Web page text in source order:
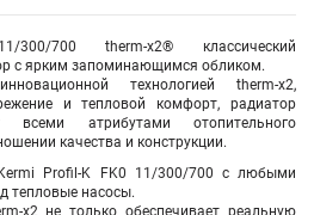
700 therm-x2® классический
с ярким запоминающимся обликом.
технологией therm-x2,
и тепловой комфорт, радиатор
атрибутами отопительного
качества и конструкции.
Profil-K FK0 11/300/700 с любыми
тепловые насосы.
x2 не только обеспечивает реальную